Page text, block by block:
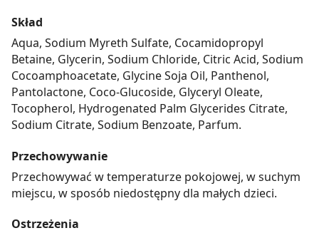
Skład
Aqua, Sodium Myreth Sulfate, Cocamidopropyl
Betaine, Glycerin, Sodium Chloride, Citric Acid, Sodium
Cocoamphoacetate, Glycine Soja Oil, Panthenol,
Pantolactone, Coco-Glucoside, Glyceryl Oleate,
Tocopherol, Hydrogenated Palm Glycerides Citrate,
Sodium Citrate, Sodium Benzoate, Parfum.
Przechowywanie
Przechowywać w temperaturze pokojowej, w suchym
miejscu, w sposób niedostępny dla małych dzieci.
Ostrzeżenia